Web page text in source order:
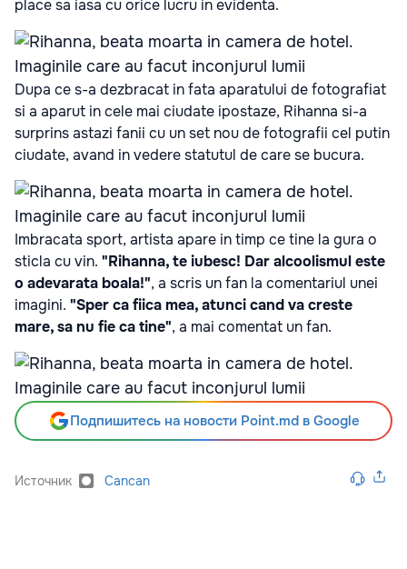
place sa iasa cu orice lucru in evidenta.
Dupa ce s-a dezbracat in fata aparatului de fotografiat
si a aparut in cele mai ciudate ipostaze, Rihanna si-a
surprins astazi fanii cu un set nou de fotografii cel putin
ciudate, avand in vedere statutul de care se bucura.
Imbracata sport, artista apare in timp ce tine la gura o
sticla cu vin. "Rihanna, te iubesc! Dar alcoolismul este
o adevarata boala!", a scris un fan la comentariul unei
imagini. "Sper ca fiica mea, atunci cand va creste
mare, sa nu fie ca tine", a mai comentat un fan.
Подпишитесь на новости Point.md в Google
Источник Cancan